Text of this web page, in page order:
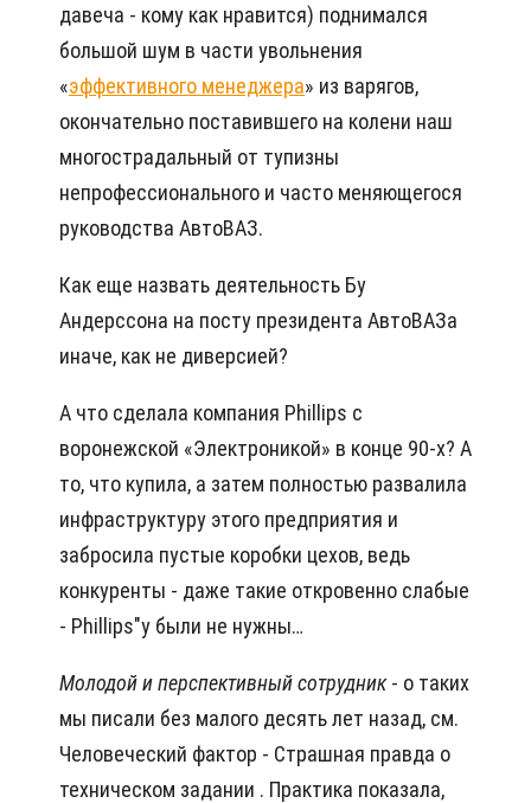
давеча - кому как нравится) поднимался
большой шум в части увольнения
«эффективного менеджера» из варягов,
окончательно поставившего на колени наш
многострадальный от тупизны
непрофессионального и часто меняющегося
руководства АвтоВАЗ.
Как еще назвать деятельность Бу
Андерссона на посту президента АвтоВАЗа
иначе, как не диверсией?
А что сделала компания Phillips с
воронежской «Электроникой» в конце 90-х? А
то, что купила, а затем полностью развалила
инфраструктуру этого предприятия и
забросила пустые коробки цехов, ведь
конкуренты - даже такие откровенно слабые
- Phillips"у были не нужны…
Молодой и перспективный сотрудник- о таких
мы писали без малого десять лет назад, см.
Человеческий фактор - Страшная правда о
техническом задании . Практика показала,